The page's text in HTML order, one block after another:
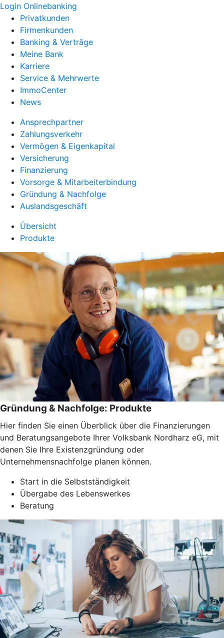
Login Onlinebanking
Privatkunden
Firmenkunden
Banking & Verträge
Meine Bank
Karriere
Service & Mehrwerte
ImmoCenter
News
Ansprechpartner
Zahlungsverkehr
Vermögen & Eigenkapital
Versicherung
Finanzierung
Vorsorge & Mitarbeiterbindung
Gründung & Nachfolge
Auslandsgeschäft
Übersicht
Produkte
Gründung & Nachfolge: Produkte
Hier finden Sie einen Überblick über die Finanzierungen
und Beratungsangebote Ihrer Volksbank Nordharz eG, mit
denen Sie Ihre Existenzgründung oder
Unternehmensnachfolge planen können.
Start in die Selbstständigkeit
Übergabe des Lebenswerkes
Beratung